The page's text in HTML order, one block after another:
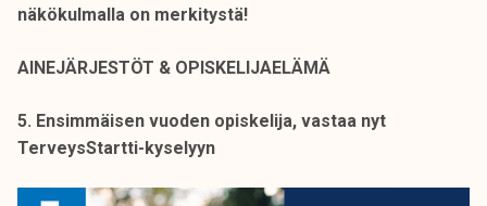
näkökulmalla on merkitystä!
AINEJÄRJESTÖT & OPISKELIJAELÄMÄ
5. Ensimmäisen vuoden opiskelija, vastaa nyt
TerveysStartti-kyselyyn